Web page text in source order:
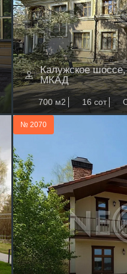
Калужское
МКАД
700 м2 16 сот
№ 2070